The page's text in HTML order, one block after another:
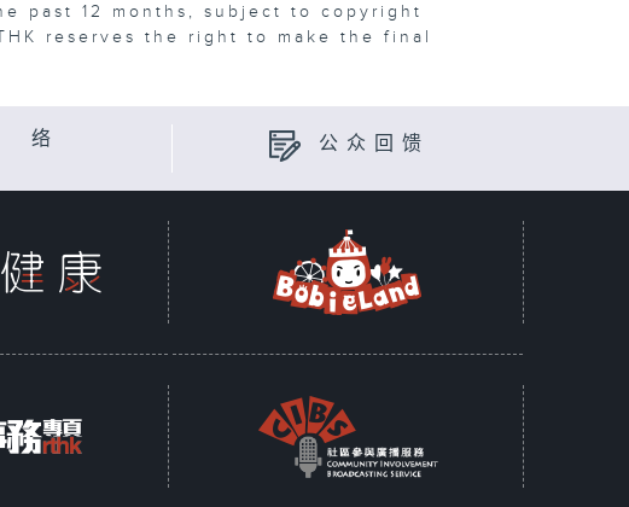
past 12 months, subject to copyright
reserves the right to make the final
络 公众回馈